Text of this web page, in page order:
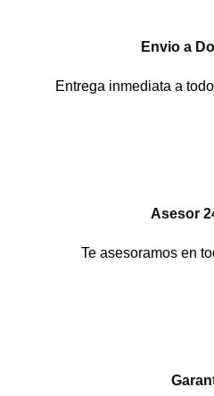
Envio a
Entrega inmediata a
Asesor
Te asesoramos en